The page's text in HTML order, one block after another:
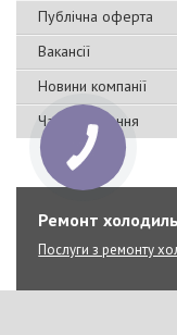
Публічна оферта
Вакансії
Новини компанії
Часті запитання
Ремонт
Послуги з ремонту